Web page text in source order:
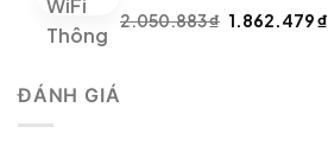
2.050.883₫ Giá
1.862.479₫
ĐÁNH GIÁ